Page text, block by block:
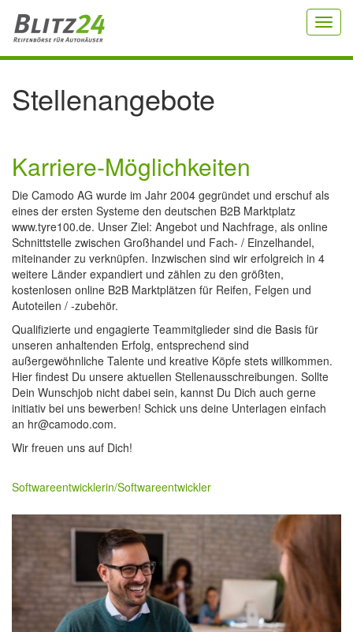
Stellenangebote
Karriere-Möglichkeiten
Die Camodo AG wurde im Jahr 2004 gegründet und erschuf als
eines der ersten Systeme den deutschen B2B Marktplatz
www.tyre100.de. Unser Ziel: Angebot und Nachfrage, als online
Schnittstelle zwischen Großhandel und Fach- / Einzelhandel,
miteinander zu verknüpfen. Inzwischen sind wir erfolgreich in 4
weitere Länder expandiert und zählen zu den größten,
kostenlosen online B2B Marktplätzen für Reifen, Felgen und
Autoteilen / -zubehör.
Qualifizierte und engagierte Teammitglieder sind die Basis für
unseren anhaltenden Erfolg, entsprechend sind
außergewöhnliche Talente und kreative Köpfe stets willkommen.
Hier findest Du unsere aktuellen Stellenausschreibungen. Sollte
Dein Wunschjob nicht dabei sein, kannst Du Dich auch gerne
initiativ bei uns bewerben! Schick uns deine Unterlagen einfach
an hr@camodo.com.
Wir freuen uns auf Dich!
Softwareentwicklerin/Softwareentwickler